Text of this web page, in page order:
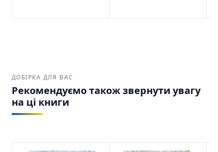
ДОБІРКА ДЛЯ ВАС
Рекомендуємо також звернути увагу
на ці книги